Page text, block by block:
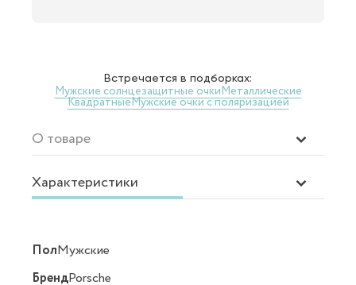
Встречается в подборках:
Мужские солнцезащитные очкиМеталлические
КвадратныеМужские очки с поляризацией
О товаре
Характеристики
ПолМужские
БрендPorsche